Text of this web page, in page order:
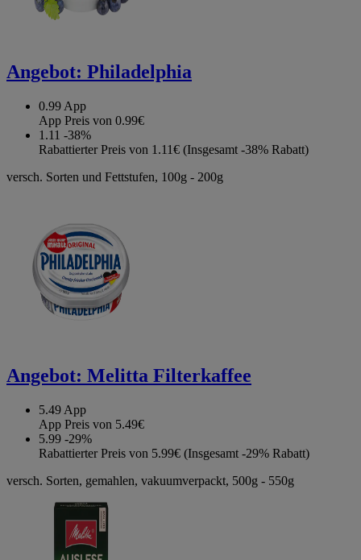
Angebot: Philadelphia
0.99 App
App Preis von 0.99€
1.11 -38%
Rabattierter Preis von 1.11€ (Insgesamt -38% Rabatt)
versch. Sorten und Fettstufen, 100g - 200g
Angebot: Melitta Filterkaffee
5.49 App
App Preis von 5.49€
5.99 -29%
Rabattierter Preis von 5.99€ (Insgesamt -29% Rabatt)
versch. Sorten, gemahlen, vakuumverpackt, 500g - 550g